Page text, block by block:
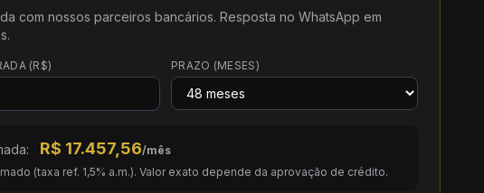
com nossos parceiros bancários. Resposta no WhatsApp em
(R$) PRAZO (MESES)
R$ 17.457,56/mês
(taxa ref. 1,5% a.m.). Valor exato depende da aprovação de crédito.